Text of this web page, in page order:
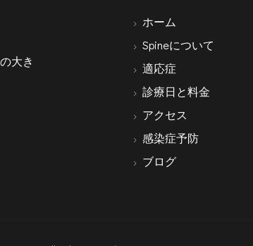
大き
ホーム
Spineについて
適応症
診療日と料金
アクセス
感染症予防
ブログ